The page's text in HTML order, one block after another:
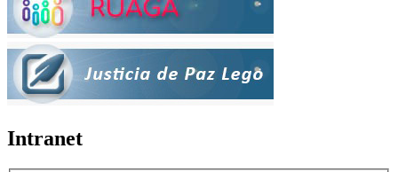
Intranet